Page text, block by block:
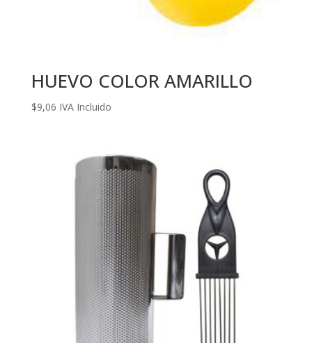
HUEVO COLOR AMARILLO
$9,06 IVA Incluido